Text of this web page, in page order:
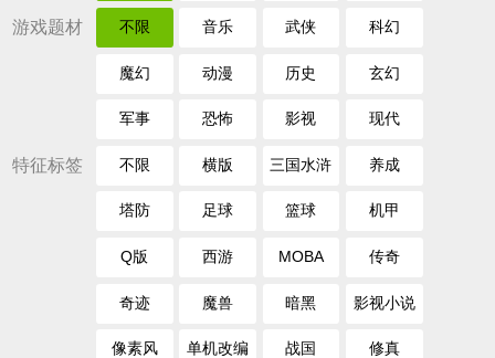
游戏题材 不限 音乐 武侠 科幻
魔幻 动漫 历史 玄幻
军事 恐怖 影视 现代
特征标签 不限 横版 三国水浒 养成
塔防 足球 篮球 机甲
Q版 西游 MOBA 传奇
奇迹 魔兽 暗黑 影视小说
像素风 单机改编 战国 修真